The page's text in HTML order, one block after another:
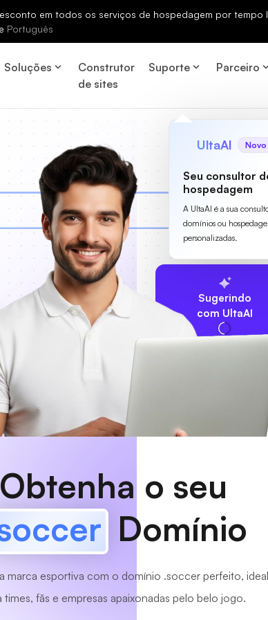
em todos os serviços de hospedagem por tempo
Português
Soluções
Construtor
de sites
Suporte Parceiro
UltaAI Novo
Seu consultor
hospedagem
A UltaAI é a sua
domínios ou
personalizadas.
Sugerindo
com UltaAI
Obtenha o seu
Domínio
marca esportiva com o domínio .soccer perfeito, ideal
times, fãs e empresas apaixonadas pelo belo jogo.